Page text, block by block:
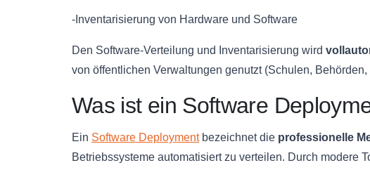
-Inventarisierung von Hardware und Software
Den Software-Verteilung und Inventarisierung wird
von öffentlichen Verwaltungen genutzt (Schulen, Behörden,
Was ist ein Software
Ein Software Deploymentbezeichnet die professionelle
Betriebssysteme automatisiert zu verteilen. Durch modere